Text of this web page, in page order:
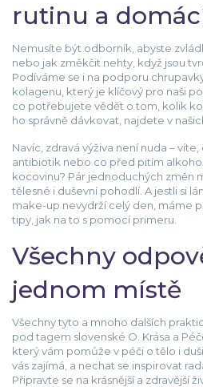
rutinu a
Nemusíte být odborník, abyste
nebo jak změkčit nehty, když jsou
Podíváme se i na podporu
kolagenu, který je klíčový pro naši
co potřebujete vědět o tom, kolik
ho správně dávkovat, najdete v
Navíc, zdravá výživa není nuda –
antibiotik nebo co před pitím
kocovinu? Pár jednoduchých změn
tělesné i duševní pohodlí. A jestli si
make-up nevydrží celý den, máme
tipy, jak na to s pomocí primeru.
Všechny
jednom místě
Všechny tyto a mnoho dalších
pod tagem slovenské O. Krása a
který vám pomůže v péči o tělo i
vás zajímá, a nechat se inspirovat
Připravte se na krásnější a zdravější